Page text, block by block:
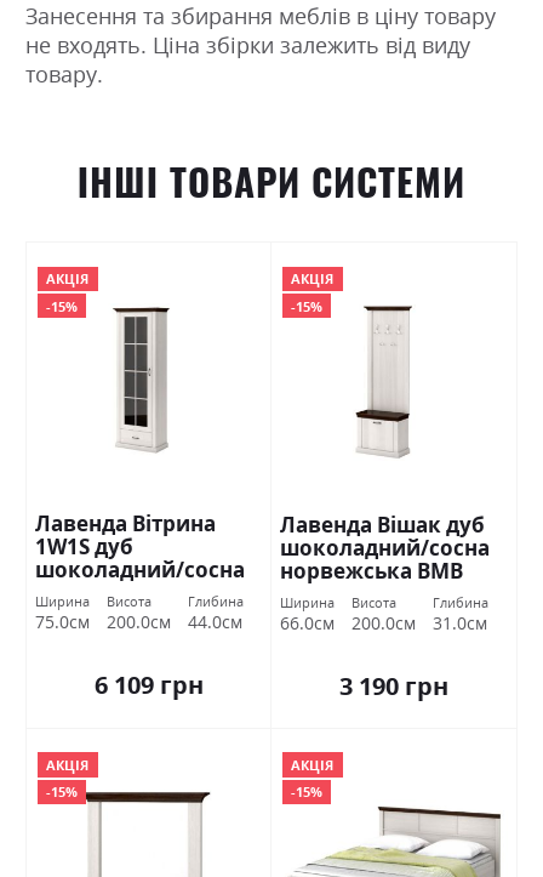
Занесення та збирання меблів в ціну товару
не входять. Ціна збірки залежить від виду
товару.
ІНШІ ТОВАРИ СИСТЕМИ
АКЦІЯ
-15%
Лавенда Вітрина
1W1S дуб
шоколадний/сосна
норвежська ВМВ
Холдинг
Ширина
75.0см
Висота
200.0см
Глибина
44.0см
6 109 грн
АКЦІЯ
-15%
Лавенда Вішак дуб
шоколадний/сосна
норвежська ВМВ
Холдинг
Ширина
66.0см
Висота
200.0см
Глибина
31.0см
3 190 грн
АКЦІЯ
-15%
АКЦІЯ
-15%